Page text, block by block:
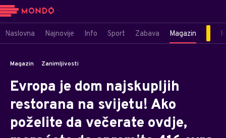
Naslovna Najnovije Info Sport Zabava Magazin
Magazin Zanimljivosti
Evropa je dom najskupljih
restorana na svijetu! Ako
poželite da večerate ovdje,